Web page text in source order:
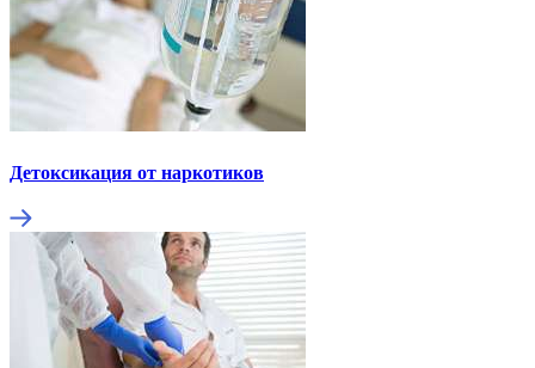
Детоксикация от наркотиков